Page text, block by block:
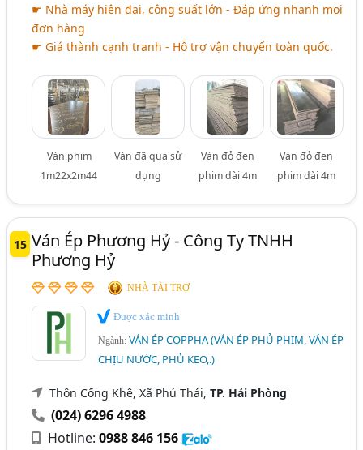
☛ Nhà máy hiện đại, công suất lớn - Đáp ứng nhanh mọi
đơn hàng
☛ Giá thành cạnh tranh - Hỗ trợ vận chuyển toàn quốc.
Ván phim
1m22x2m44
Ván đã qua sử
dụng
Ván đỏ đen
phim dài 4m
Ván đỏ đen
phim dài 4m
15 Ván Ép Phương Hỷ - Công Ty TNHH
Phương Hỷ
NHÀ TÀI TRỢ
Được xác minh
Ngành:VÁN ÉP COPPHA (VÁN ÉP PHỦ PHIM, VÁN ÉP
CHỊU NƯỚC, PHỦ KEO,.)
Thôn Cống Khê, Xã Phú Thái,TP. Hải Phòng
(024) 6296 4988
Hotline:0988 846 156